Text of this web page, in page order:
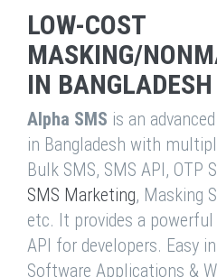
LOW-COST
MASKING/
IN
Alpha SMS is an
in Bangladesh with
Bulk SMS, SMS API, OTP
SMS Marketing, Masking
etc. It provides a powerful
API for developers. Easy
Software Applications &